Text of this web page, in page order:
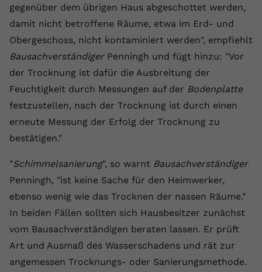
gegenüber dem übrigen Haus abgeschottet werden,
damit nicht betroffene Räume, etwa im Erd- und
Obergeschoss, nicht kontaminiert werden", empfiehlt
BausachverständigerPenningh und fügt hinzu: "Vor
der Trocknung ist dafür die Ausbreitung der
Feuchtigkeit durch Messungen auf der Bodenplatte
festzustellen, nach der Trocknung ist durch einen
erneute Messung der Erfolg der Trocknung zu
bestätigen."
"Schimmelsanierung", so warnt Bausachverständiger
Penningh, "ist keine Sache für den Heimwerker,
ebenso wenig wie das Trocknen der nassen Räume."
In beiden Fällen sollten sich Hausbesitzer zunächst
vom Bausachverständigen beraten lassen. Er prüft
Art und Ausmaß des Wasserschadens und rät zur
angemessen Trocknungs- oder Sanierungsmethode.
Dieser von YouTube gesetzte Cookie
registriert eine eindeutige ID, um
Daten darüber zu speichern, welche
Videos von YouTube der Nutzer
gesehen hat.
Name yt.innertube::nextId
Anbieter Youtube.com
Laufzeit
Zweck
Dieser von YouTube gesetzte Cookie
registriert eine eindeutige ID, um
Daten darüber zu speichern, welche
Videos von YouTube der Nutzer
Name yt-remote-connected-devices